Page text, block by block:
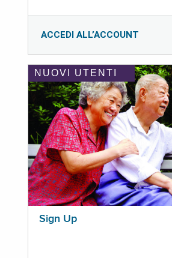
ACCEDI ALL’ACCOUNT
NUOVI UTENTI
Sign Up